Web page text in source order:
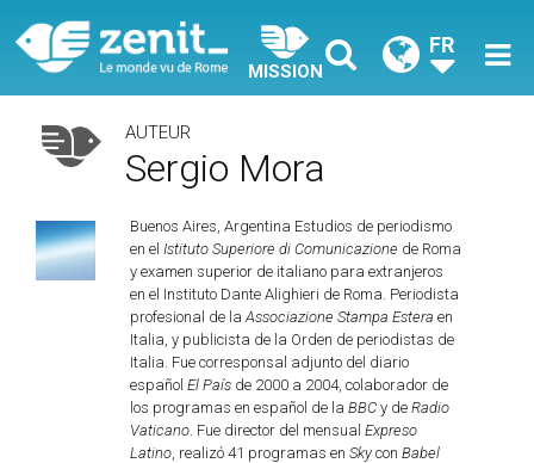
MISSION
FR
AUTEUR
Sergio Mora
Buenos Aires, Argentina Estudios de periodismo
en el Istituto Superiore di Comunicazione de Roma
y examen superior de italiano para extranjeros
en el Instituto Dante Alighieri de Roma. Periodista
profesional de la Associazione Stampa Estera en
Italia, y publicista de la Orden de periodistas de
Italia. Fue corresponsal adjunto del diario
español El Paísde 2000 a 2004, colaborador de
los programas en español de la BBCy de Radio
Vaticano. Fue director del mensual Expreso
Latino, realizó 41 programas en Skycon Babel